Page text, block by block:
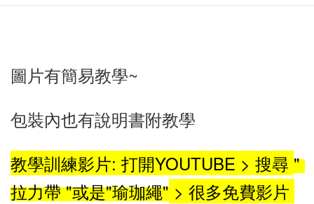
圖片有簡易教學~
包裝內也有說明書附教學
教學訓練影片: 打開YOUTUBE > 搜尋 "
拉力帶 "或是"瑜珈繩" > 很多免費影片